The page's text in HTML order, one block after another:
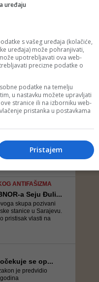
u nabavke 100
Saslušanje ...
a saslušali su je
Stanivuko...
o slobodi
ANTIFAŠIZMA
a Seju Đuli...
skupa pozivani
stanice u Sarajevu.
pristisak vlasti na
se op...
je predvidio
uređaju
s vašeg uređaja (kolačiće,
uređaja) može pohranjivati,
upotrebljavati ova web-
precizne podatke o
podatke na temelju
u nastavku možete upravljati
stranice ili na izborniku web-
pristanka u postavkama
Pristajem